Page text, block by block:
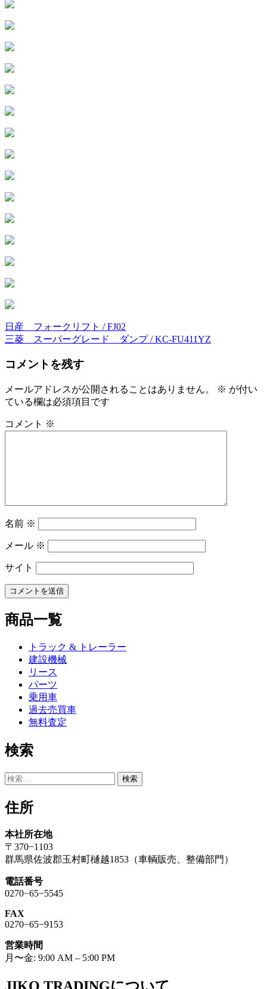
投
稿
ナ
ビ
ゲ
ー
日産 フォークリフト / FJ02
三菱 スーパーグレード ダンプ / KC-FU411YZ
コメントを残す
メールアドレスが公開されることはありません。 ※ が付い
ている欄は必須項目です
コメント ※
名前 ※
メール ※
サイト
商品一覧
トラック & トレーラー
建設機械
リース
パーツ
乗用車
過去売買車
無料査定
検索
検
住所
本社所在地
〒370−1103
群馬県佐波郡玉村町樋越1853（車輌販売、整備部門）
電話番号
0270−65−5545
FAX
0270−65−9153
営業時間
月〜金: 9:00 AM – 5:00 PM